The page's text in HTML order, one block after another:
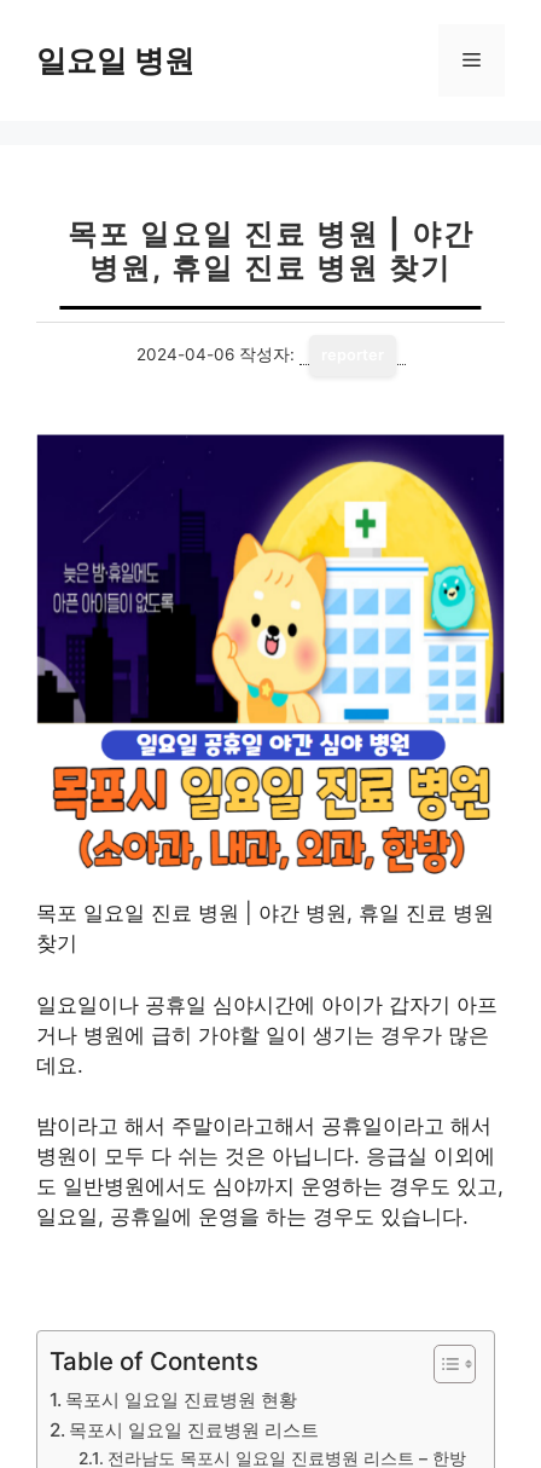
일요일 병원 메
목포 일요일 진료 병원 | 야간
병원, 휴일 진료 병원 찾기
2024-04-06 작성자:
목포 일요일 진료 병원 | 야간 병원, 휴일 진료 병원
찾기
일요일이나 공휴일 심야시간에 아이가 갑자기 아프
거나 병원에 급히 가야할 일이 생기는 경우가 많은
데요.
밤이라고 해서 주말이라고해서 공휴일이라고 해서
병원이 모두 다 쉬는 것은 아닙니다. 응급실 이외에
도 일반병원에서도 심야까지 운영하는 경우도 있고,
일요일, 공휴일에 운영을 하는 경우도 있습니다.
Table of Contents
목포시 일요일 진료병원 현황
목포시 일요일 진료병원 리스트
전라남도 목포시 일요일 진료병원 리스트 – 한방